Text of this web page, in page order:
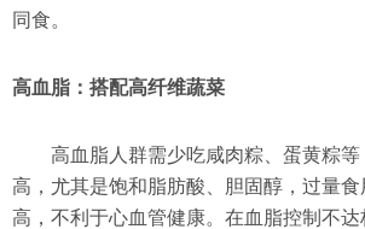
同食。
高血脂：搭配高纤维蔬菜
高血脂人群需少吃咸肉粽、蛋黄粽
高，尤其是饱和脂肪酸、胆固醇，过量
高，不利于心血管健康。在血脂控制不